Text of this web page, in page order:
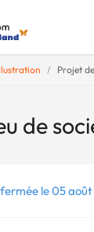
Projet
de
le 05 août